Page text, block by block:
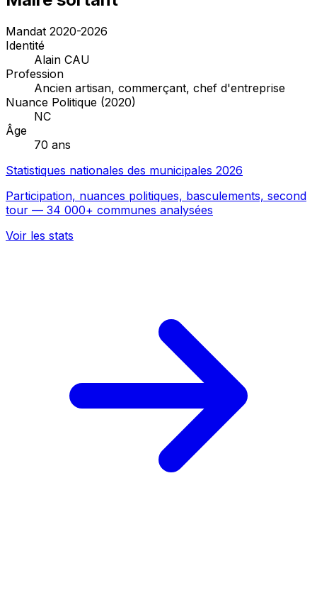
Mandat 2020-2026
Identité
Alain CAU
Profession
Ancien artisan, commerçant, chef d'entreprise
Nuance Politique (2020)
NC
Âge
70 ans
Statistiques nationales des municipales 2026
Participation, nuances politiques, basculements, second
tour — 34 000+ communes analysées
Voir les stats